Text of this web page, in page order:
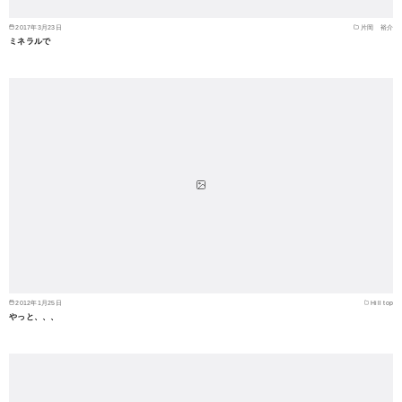
2017年3月23日 片岡 裕介
ミネラルで
2012年1月25日 Hill top
やっと、、、